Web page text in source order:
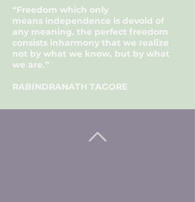
“Freedom which only
means independence is devoid of
any meaning. the perfect freedom
consists inharmony that we realize
not by what we know, but by what
we are.”
RABINDRANATH TAGORE